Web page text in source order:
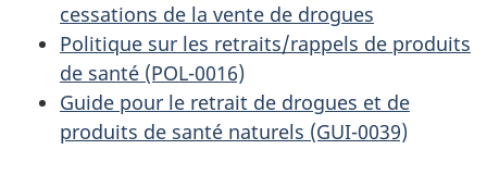
cessations de la vente de drogues
Politique sur les retraits/rappels de produits
de santé (POL-0016)
Guide pour le retrait de drogues et de
produits de santé naturels (GUI-0039)